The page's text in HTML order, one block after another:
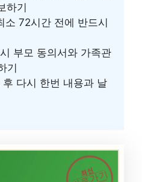
하기
소 72시간 전에 반드시
부모 동의서와 가족관
기
다시 한번 내용과 날
최신